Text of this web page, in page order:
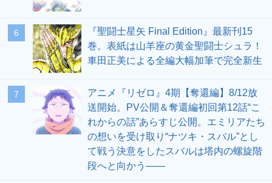
6
『聖闘士星矢 Final Edition』最新刊15
巻。表紙は山羊座の黄金聖闘士シュラ！
車田正美による全編大幅加筆で完全新生
7
アニメ『リゼロ』4期【奪還編】8/12放
送開始。PV公開＆奪還編初回第12話“こ
れからの話”あらすじ公開。エミリアたち
の想いを受け取り“ナツキ・スバル”とし
て戦う決意をしたスバルは塔内の螺旋階
段へと向かう――